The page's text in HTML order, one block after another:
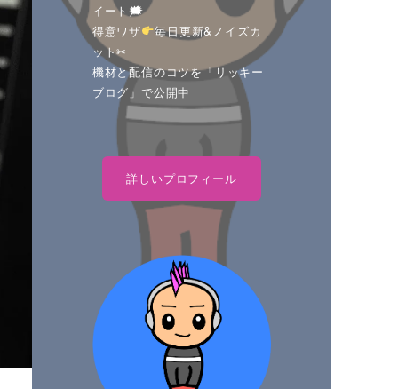
イート🗯
得意ワザ
毎日更新&ノイズカ
ット✂
機材と配信のコツを「リッキー
ブログ」で公開中
詳しいプロフィール